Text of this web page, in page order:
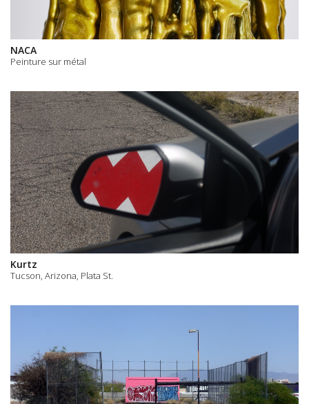
NACA
Peinture sur métal
Kurtz
Tucson, Arizona, Plata St.